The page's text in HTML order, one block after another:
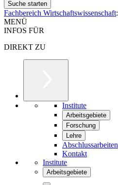
Fachbereich Wirtschaftswissenschaft:
MENÜ
INFOS FÜR
DIREKT ZU
Institute
Arbeitsgebiete
Forschung
Lehre
Abschlussarbeiten
Kontakt
Institute
Arbeitsgebiete